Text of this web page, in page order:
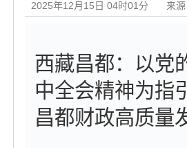
2025年12月15日 04时01分 来
西藏昌都：以党
中全会精神为指
昌都财政高质量